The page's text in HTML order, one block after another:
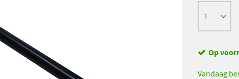
Op
Vandaag